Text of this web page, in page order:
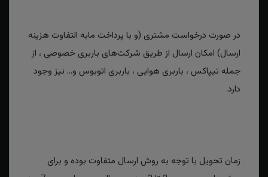
در صورت درخواست مشتری (و با پرداخت مابه التفاوت هزینه
ارسال) امکان ارسال از طریق شرکت‌های باربری خصوصی ، از
جمله تیپاکس ، باربری هوایی ، باربری اتوبوس و... نیز وجود
دارد.
زمان تحویل با توجه به روش ارسال متفاوت بوده و برای